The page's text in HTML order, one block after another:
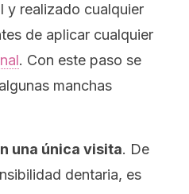
y realizado cualquier
de aplicar cualquier
. Con este paso se
manchas
una única visita. De
dentaria, es